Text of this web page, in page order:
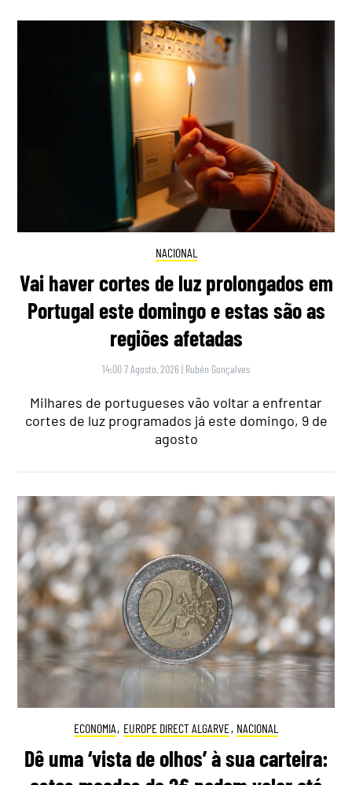
NACIONAL
Vai haver cortes de luz prolongados em
Portugal este domingo e estas são as
regiões afetadas
14:00 7 Agosto, 2026 | Rubén Gonçalves
Milhares de portugueses vão voltar a enfrentar
cortes de luz programados já este domingo, 9 de
agosto
ECONOMIA, EUROPE DIRECT ALGARVE, NACIONAL
Dê uma ‘vista de olhos’ à sua carteira: